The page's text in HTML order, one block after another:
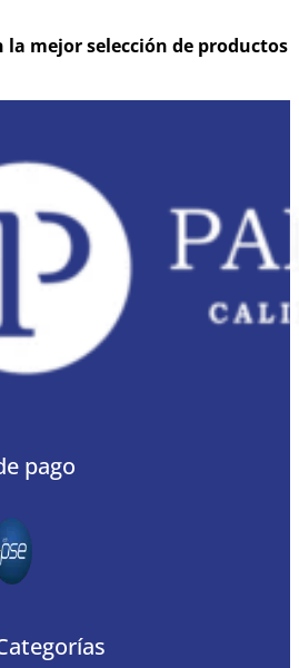
la mejor selección de productos
pago